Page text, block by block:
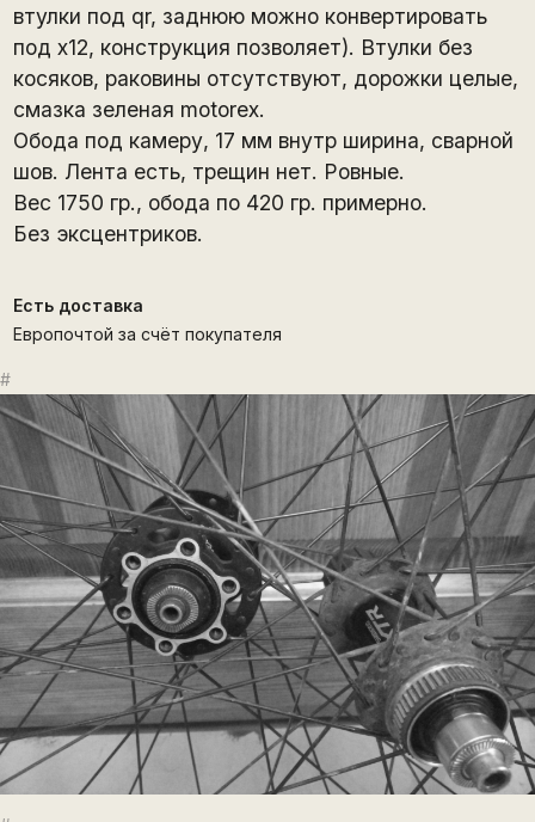
втулки под qr, заднюю можно конвертировать
под x12, конструкция позволяет). Втулки без
косяков, раковины отсутствуют, дорожки целые,
смазка зеленая motorex.
Обода под камеру, 17 мм внутр ширина, сварной
шов. Лента есть, трещин нет. Ровные.
Вес 1750 гр., обода по 420 гр. примерно.
Без эксцентриков.
Есть доставка
Европочтой за счёт покупателя
#